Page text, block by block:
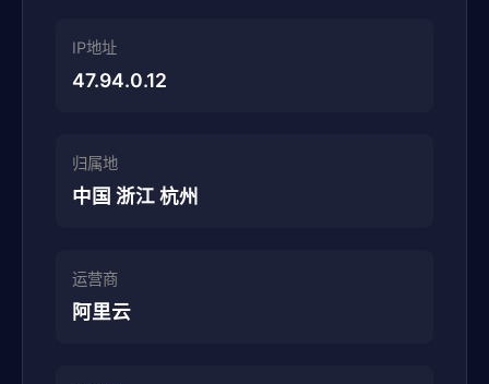
IP地址
47.94.0.12
归属地
中国 浙江 杭州
运营商
阿里云